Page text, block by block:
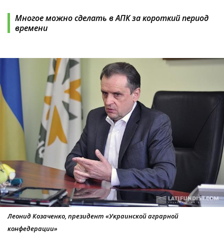
Многое можно сделать в АПК за короткий период
времени
Леонид Козаченко, президент «Украинской аграрной
конфедерации»